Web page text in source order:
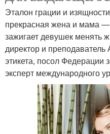
Эталон грации и
прекрасная жена и мама
зажигает девушек
директор и
этикета, посол
эксперт международного